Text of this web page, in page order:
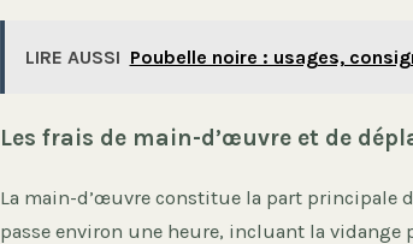
LIRE AUSSI Poubelle noire : usages,
Les frais de main-d’œuvre et de
La main-d’œuvre constitue la part principale
passe environ une heure, incluant la